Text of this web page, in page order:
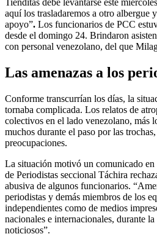
Tienditas debe levantarse este
aquí los trasladaremos a otro albergue
apoyo”. Los funcionarios de PCC
desde el domingo 24. Brindaron
con personal venezolano, del que
Las amenazas a los
Conforme transcurrían los días, la
tornaba complicada. Los relatos de
colectivos en el lado venezolano, más
muchos durante el paso por las
preocupaciones.
La situación motivó un comunicado
de Periodistas seccional Táchira
abusiva de algunos funcionarios.
periodistas y demás miembros de los
independientes como de medios
nacionales e internacionales, durante
noticiosos”.